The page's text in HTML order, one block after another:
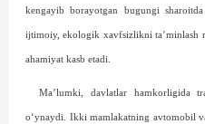
kengayib borayotgan bugungi
ijtimoiy, ekologik xavfsizlikni ta’minlash
ahamiyat kasb etadi.
Ma’lumki, davlatlar hamkorligida
o‘ynaydi. Ikki mamlakatning avtomobil